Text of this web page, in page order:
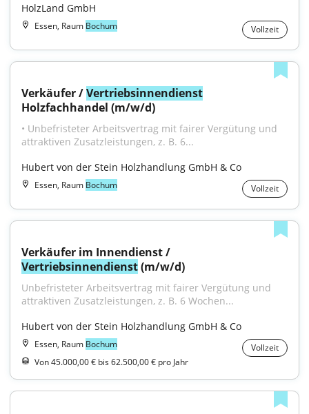
HolzLand GmbH
Essen, Raum Bochum Vollzeit
Verkäufer / Vertriebsinnendienst
Holzfachhandel (m/w/d)
• Unbefristeter Arbeitsvertrag mit fairer Vergütung und
attraktiven Zusatzleistungen, z. B. 6...
Hubert von der Stein Holzhandlung GmbH & Co
Essen, Raum Bochum Vollzeit
Vertriebsinnendienst (m/w/d)
Unbefristeter Arbeitsvertrag mit fairer Vergütung und
attraktiven Zusatzleistungen, z. B. 6 Wochen...
Hubert von der Stein Holzhandlung GmbH & Co
Essen, Raum Bochum
Vollzeit
Von 45.000,00 € bis 62.500,00 € pro Jahr